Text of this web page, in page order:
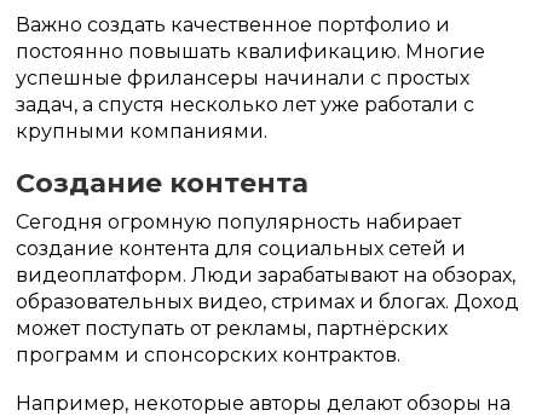
Важно создать качественное портфолио и
постоянно повышать квалификацию. Многие
успешные фрилансеры начинали с простых
задач, а спустя несколько лет уже работали с
крупными компаниями.
Создание контента
Сегодня огромную популярность набирает
создание контента для социальных сетей и
видеоплатформ. Люди зарабатывают на обзорах,
образовательных видео, стримах и блогах. Доход
может поступать от рекламы, партнёрских
программ и спонсорских контрактов.
Например, некоторые авторы делают обзоры на